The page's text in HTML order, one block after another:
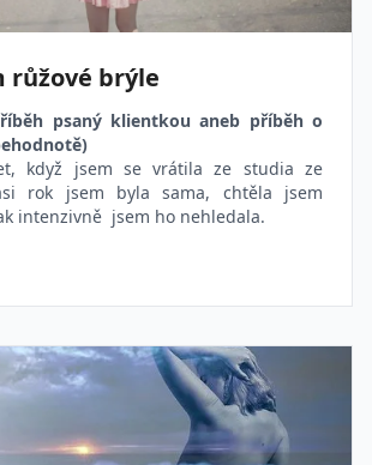
růžové brýle
psaný klientkou aneb příběh o
když jsem se vrátila ze studia ze
rok jsem byla sama, chtěla jsem
intenzivně jsem ho nehledala.